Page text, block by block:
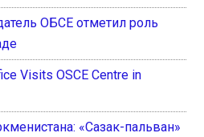
ОБСЕ отметил роль
Visits OSCE Centre in
«Сазак-пальван»